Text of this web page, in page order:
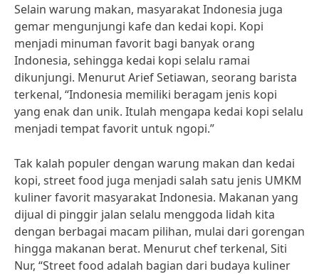
Selain warung makan, masyarakat Indonesia juga
gemar mengunjungi kafe dan kedai kopi. Kopi
menjadi minuman favorit bagi banyak orang
Indonesia, sehingga kedai kopi selalu ramai
dikunjungi. Menurut Arief Setiawan, seorang barista
terkenal, “Indonesia memiliki beragam jenis kopi
yang enak dan unik. Itulah mengapa kedai kopi selalu
menjadi tempat favorit untuk ngopi.”
Tak kalah populer dengan warung makan dan kedai
kopi, street food juga menjadi salah satu jenis UMKM
kuliner favorit masyarakat Indonesia. Makanan yang
dijual di pinggir jalan selalu menggoda lidah kita
dengan berbagai macam pilihan, mulai dari gorengan
hingga makanan berat. Menurut chef terkenal, Siti
Nur, “Street food adalah bagian dari budaya kuliner